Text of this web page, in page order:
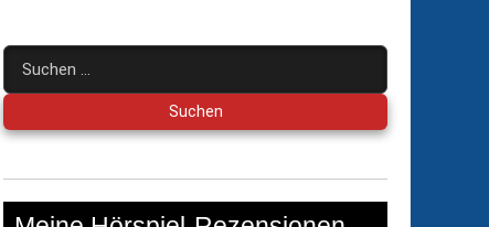
Suchen
nach: